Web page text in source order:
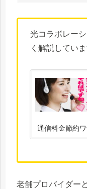
光コラボレー
く解説していま
通信料金節約
老舗プロバイダー